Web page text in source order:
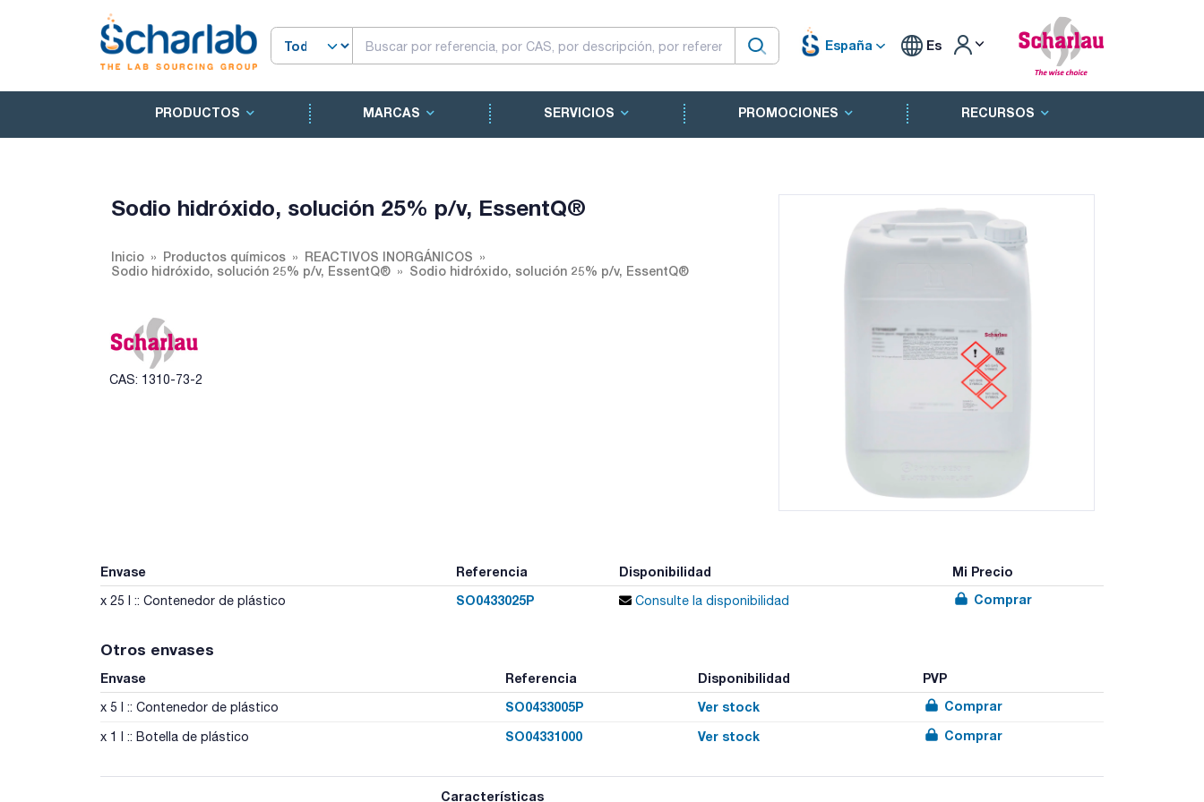
España Es
PRODUCTOS MARCAS SERVICIOS PROMOCIONES RECURSOS
Sodio hidróxido, solución 25% p/v, EssentQ®
Inicio Productos químicos
REACTIVOS INORGÁNICOS
Sodio hidróxido, solución 25% p/v, EssentQ®
Sodio hidróxido, solución 25% p/v, EssentQ®
CAS: 1310-73-2
Envase Referencia Disponibilidad Mi Precio
x 25 l :: Contenedor de plástico SO0433025P Consulte la disponibilidad Comprar
Otros envases
Envase Referencia Disponibilidad PVP
x 5 l :: Contenedor de plástico SO0433005P Ver stock Comprar
x 1 l :: Botella de plástico SO04331000 Ver stock Comprar
Características